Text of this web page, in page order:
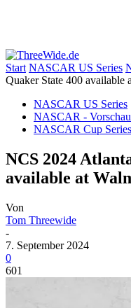
Start NASCAR US Series
Quaker State 400 available
NASCAR US Series
NASCAR - Vorschau
NASCAR Cup Series
NCS 2024
available at
Von
Tom Threewide
-
7. September 2024
0
601